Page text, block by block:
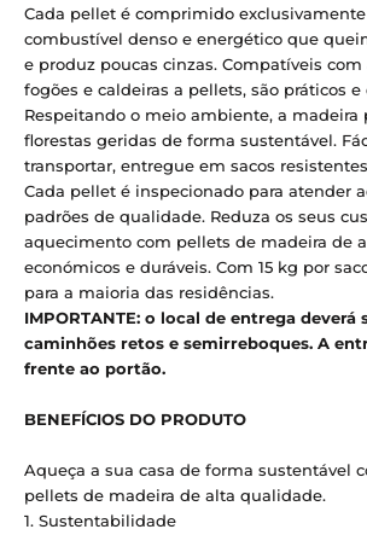
Cada pellet é comprimido
combustível denso e energético que
e produz poucas cinzas. Compatíveis
fogões e caldeiras a pellets, são práticos e
Respeitando o meio ambiente, a madeira
florestas geridas de forma sustentável.
transportar, entregue em sacos
Cada pellet é inspecionado para atender
padrões de qualidade. Reduza os seus
aquecimento com pellets de madeira de
económicos e duráveis. Com 15 kg por
para a maioria das residências.
IMPORTANTE: o local de entrega deverá
caminhões retos e semirreboques. A
frente ao portão.
BENEFÍCIOS DO PRODUTO
Aqueça a sua casa de forma sustentável
pellets de madeira de alta qualidade.
1. Sustentabilidade